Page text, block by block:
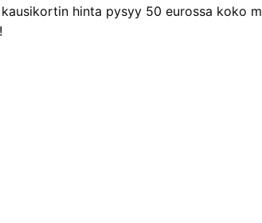
hinta pysyy 50 eurossa koko